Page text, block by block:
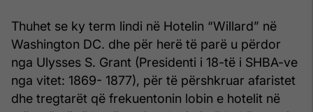
Thuhet se ky term lindi në Hotelin “Willard” në
Washington DC. dhe për herë të parë u përdor
nga Ulysses S. Grant (Presidenti i 18-të i SHBA-ve
nga vitet: 1869- 1877), për të përshkruar afaristet
dhe tregtarët që frekuentonin lobin e hotelit në